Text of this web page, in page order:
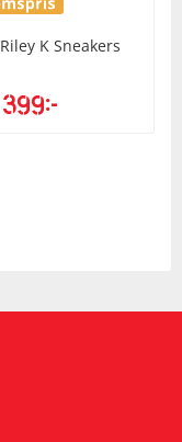
Riley K Sneakers
399kr